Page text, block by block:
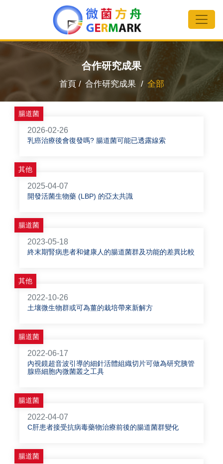
合作研究成果
首頁 / 合作研究成果 / 全部
腸道菌
2026-02-26
乳癌治療後會復發嗎? 腸道菌可能已透露線索
其他
2025-04-07
開發活菌生物藥 (LBP) 的亞太共識
腸道菌
2023-05-18
終末期腎病患者和健康人的腸道菌群及功能的差異比較
其他
2022-10-26
土壤微生物群或可為薑的栽培帶來新解方
腸道菌
2022-06-17
內視鏡超音波引導的細針活體組織切片可做為研究胰管
腺癌細胞內微菌叢之工具
腸道菌
2022-04-07
C肝患者接受抗病毒藥物治療前後的腸道菌群變化
腸道菌